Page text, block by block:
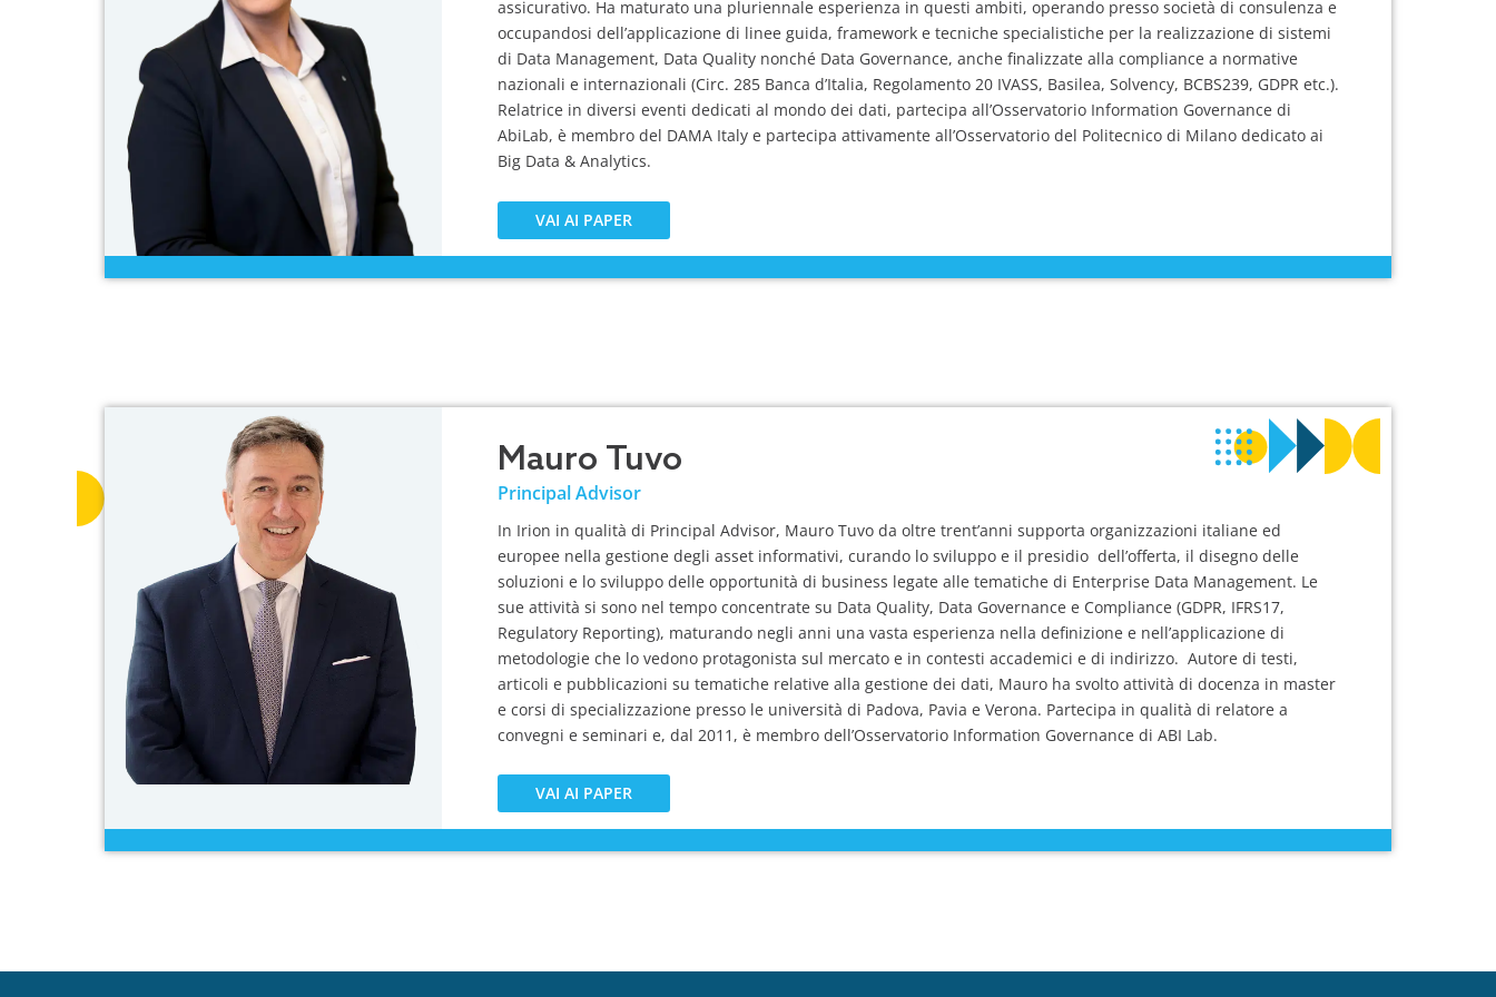
assicurativo. Ha maturato una pluriennale esperienza in questi ambiti, operando presso società di consulenza e
occupandosi dell’applicazione di linee guida, framework e tecniche specialistiche per la realizzazione di sistemi
di Data Management, Data Quality nonché Data Governance, anche finalizzate alla compliance a normative
nazionali e internazionali (Circ. 285 Banca d’Italia, Regolamento 20 IVASS, Basilea, Solvency, BCBS239, GDPR etc.).
Relatrice in diversi eventi dedicati al mondo dei dati, partecipa all’Osservatorio Information Governance di
AbiLab, è membro del DAMA Italy e partecipa attivamente all’Osservatorio del Politecnico di Milano dedicato ai
Big Data & Analytics.
VAI AI PAPER
Mauro Tuvo
Principal Advisor
In Irion in qualità di Principal Advisor, Mauro Tuvo da oltre trent’anni supporta organizzazioni italiane ed
europee nella gestione degli asset informativi, curando lo sviluppo e il presidio dell’offerta, il disegno delle
soluzioni e lo sviluppo delle opportunità di business legate alle tematiche di Enterprise Data Management. Le
sue attività si sono nel tempo concentrate su Data Quality, Data Governance e Compliance (GDPR, IFRS17,
Regulatory Reporting), maturando negli anni una vasta esperienza nella definizione e nell’applicazione di
metodologie che lo vedono protagonista sul mercato e in contesti accademici e di indirizzo. Autore di testi,
articoli e pubblicazioni su tematiche relative alla gestione dei dati, Mauro ha svolto attività di docenza in master
e corsi di specializzazione presso le università di Padova, Pavia e Verona. Partecipa in qualità di relatore a
convegni e seminari e, dal 2011, è membro dell’Osservatorio Information Governance di ABI Lab.
VAI AI PAPER